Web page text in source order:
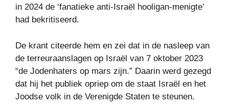
in 2024 de ‘fanatieke anti-Israël hooligan-menigte’
had bekritiseerd.
De krant citeerde hem en zei dat in de nasleep van
de terreuraanslagen op Israël van 7 oktober 2023
“de Jodenhaters op mars zijn.” Daarin werd gezegd
dat hij het publiek opriep om de staat Israël en het
Joodse volk in de Verenigde Staten te steunen.